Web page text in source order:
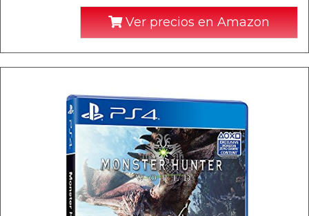
Ver precios en Amazon